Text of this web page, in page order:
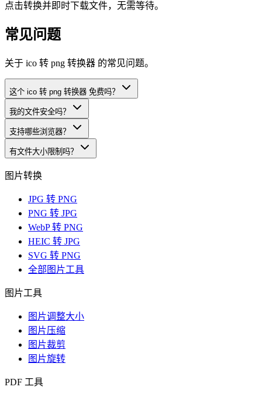
点击转换并即时下载文件，无需等待。
常见问题
关于 ico 转 png 转换器 的常见问题。
这个 ico 转 png 转换器 免费吗？
我的文件安全吗？
支持哪些浏览器？
有文件大小限制吗？
图片转换
JPG 转 PNG
PNG 转 JPG
WebP 转 PNG
HEIC 转 JPG
SVG 转 PNG
全部图片工具
图片工具
图片调整大小
图片压缩
图片裁剪
图片旋转
PDF 工具